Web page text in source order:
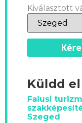
Kiválasztott
Küldd
Falusi
Szeged